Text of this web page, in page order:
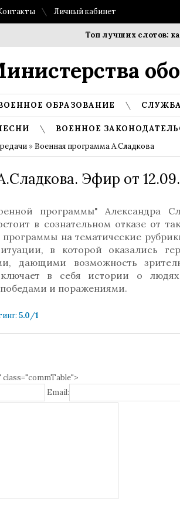
Личный кабинет
Топ лучших слотов:
ОБРАЗОВАНИЕ
ВОЕННОЕ
» Военная программа А.Сладкова
Эфир от
программы" Александра
в сознательном отказе от
программы на тематические
в которой оказались
дающими возможность
в себя истории о
и поражениями.
: 5.0/1
class="commTable">
Email: